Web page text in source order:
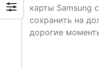
карты Samsung
сохранить на
дорогие